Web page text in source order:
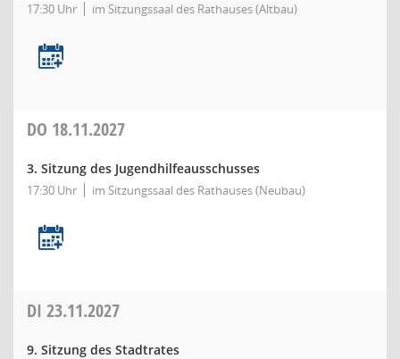
17:30 Uhr im Sitzungssaal des Rathauses (Altbau)
DO 18.11.2027
3. Sitzung des Jugendhilfeausschusses
17:30 Uhr im Sitzungssaal des Rathauses (Neubau)
DI 23.11.2027
9. Sitzung des Stadtrates